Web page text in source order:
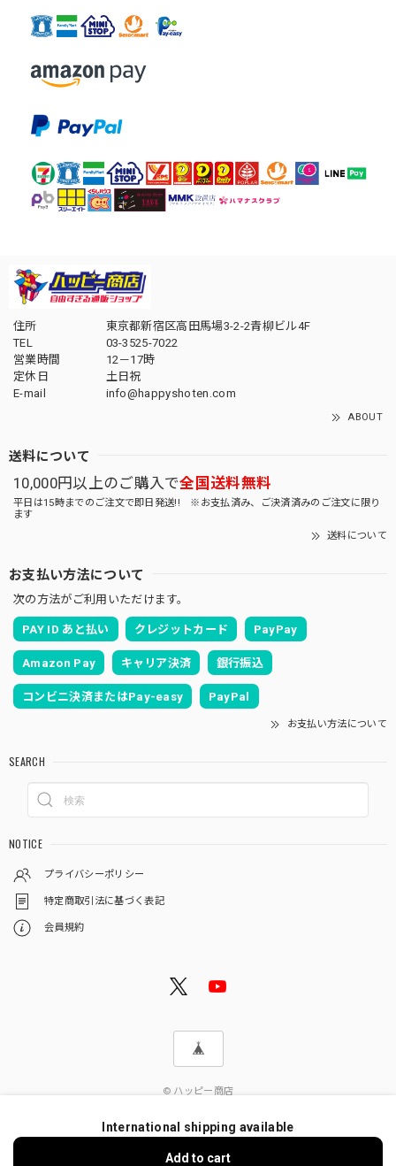
住所
東京都新宿区高田馬場3-2-2青柳ビル4F
TEL
03-3525-7022
営業時間
12－17時
定休日
土日祝
E-mail
info@happyshoten.com
ABOUT
送料について
10,000円以上のご購入で全国送料無料
平日は15時までのご注文で即日発送!! ※お支払済み、ご決済済みのご注文に限り
ます
送料について
お支払い方法について
次の方法がご利用いただけます。
PAY ID あと払い クレジットカード PayPay
Amazon Pay キャリア決済 銀行振込
コンビニ決済またはPay-easy PayPal
お支払い方法について
SEARCH
NOTICE
プライバシーポリシー
特定商取引法に基づく表記
会員規約
© ハッピー商店
International shipping available
Add to cart